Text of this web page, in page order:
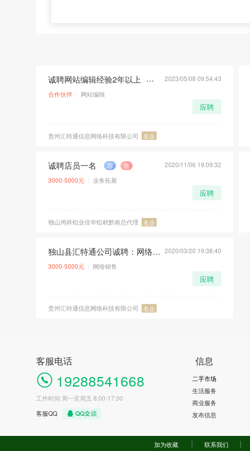
2023/05/08 09:54:43
诚聘网站编辑经验2年以上 荐
急
合作伙伴
网站编辑
应聘
贵州汇特通信息网络科技有限公司 名企
2020/11/06 19:09:32
诚聘店员一名 荐
急
3000-5000元
业务拓展
应聘
独山鸿祥铝业佳华铝材黔南总代理 名企
2020/03/20 19:38:40
独山县汇特通公司诚聘：网络销售 经验不限 荐
急
3000-5000元
网络销售
应聘
贵州汇特通信息网络科技有限公司 名企
客服电话
19288541668
工作时间 周一至周五 8:00-17:30
客服QQ
信息
二手市场
生活服务
商业服务
发布信息
加为收藏 联系我们